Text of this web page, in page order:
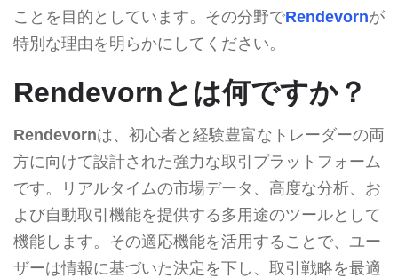
ことを目的としています。その分野でRendevornが
特別な理由を明らかにしてください。
Rendevornとは何ですか？
Rendevornは、初心者と経験豊富なトレーダーの両
方に向けて設計された強力な取引プラットフォーム
です。リアルタイムの市場データ、高度な分析、お
よび自動取引機能を提供する多用途のツールとして
機能します。その適応機能を活用することで、ユー
ザーは情報に基づいた決定を下し、取引戦略を最適